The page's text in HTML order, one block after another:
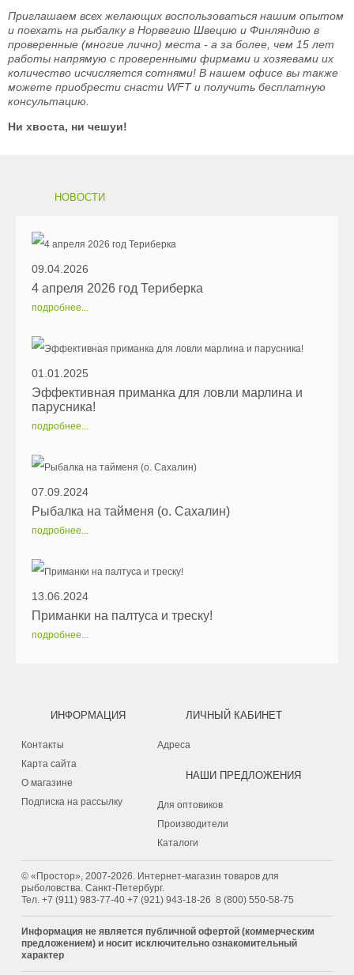
Приглашаем всех желающих воспользоваться нашим опытом
и поехать на рыбалку в Норвегию Швецию и Финляндию в
проверенные (многие лично) места - а за более, чем 15 лет
работы напрямую с проверенными фирмами и хозяевами их
количество исчисляется сотнями! В нашем офисе вы также
можете приобрести снасти WFT и получить бесплатную
консультацию.
Ни хвоста, ни чешуи!
НОВОСТИ
09.04.2026
4 апреля 2026 год Териберка
подробнее...
01.01.2025
Эффективная приманка для ловли марлина и
парусника!
подробнее...
07.09.2024
Рыбалка на тайменя (о. Сахалин)
подробнее...
13.06.2024
Приманки на палтуса и треску!
подробнее...
ИНФОРМАЦИЯ
Контакты
Карта сайта
О магазине
Подписка на рассылку
ЛИЧНЫЙ КАБИНЕТ
Адреса
НАШИ ПРЕДЛОЖЕНИЯ
Для оптовиков
Производители
Каталоги
© «Простор», 2007-2026. Интернет-магазин товаров для
рыболовства. Санкт-Петербург.
Тел. +7 (911) 983-77-40 ‭+7 (921) 943-18-26 8 (800) 550-58-75‬
Информация не является публичной офертой (коммерческим
предложением) и носит исключительно ознакомительный
характер